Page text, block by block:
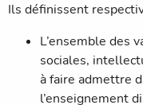
Ils définissent
L’ensemble des
sociales,
à faire admettre
l’enseignement